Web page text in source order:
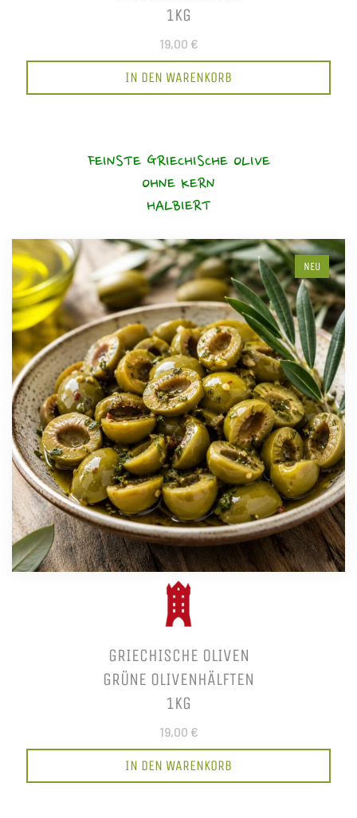
1KG
19,00 €
IN DEN WARENKORB
FEINSTE GRIECHISCHE OLIVE
OHNE KERN
HALBIERT
NEU
GRIECHISCHE OLIVEN
GRÜNE OLIVENHÄLFTEN
1KG
19,00 €
IN DEN WARENKORB